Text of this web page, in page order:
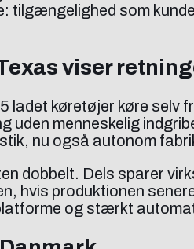
tilgængelighed som
viser
ladet køretøjer køre
uden menneskelig
nu også autonom
dobbelt. Dels sparer
hvis produktionen
og stærkt